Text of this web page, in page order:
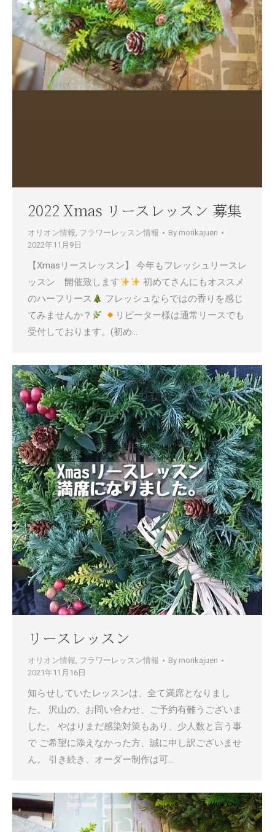
2022 Xmas リースレッスン 募集
オリオン情報, フラワーレッスン情報 By morikajuen
2022年11月9日
【Xmasリースレッスン】 今年もフレッシュリースレ
ッスン 開催致します
初めてさんにもオススメ
のハーフリース
フレッシュならではの香りを感じ
てみませんか？
リピーター様は通常リースでも
受付しております。(初め…
リースレッスン
オリオン情報, フラワーレッスン情報 By morikajuen
2021年11月16日
知らせしていたレッスンは、全て満席となりまし
た。 沢山の、お問い合わせ、ご予約有難うございま
した。 やはりまだ感染対策もあり、少人数と言う事
で ご希望に添えなかった方、誠に申し訳ございませ
ん。 引き続き、オーダー制作は可…